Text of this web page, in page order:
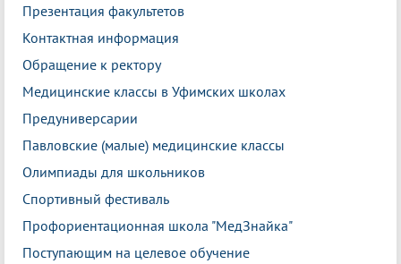
Презентация факультетов
Контактная информация
Обращение к ректору
Медицинские классы в Уфимских школах
Предуниверсарии
Павловские (малые) медицинские классы
Олимпиады для школьников
Спортивный фестиваль
Профориентационная школа "МедЗнайка"
Поступающим на целевое обучение